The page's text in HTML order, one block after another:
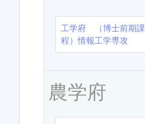
工学府 （博士前期課
程）情報工学専攻
農学府